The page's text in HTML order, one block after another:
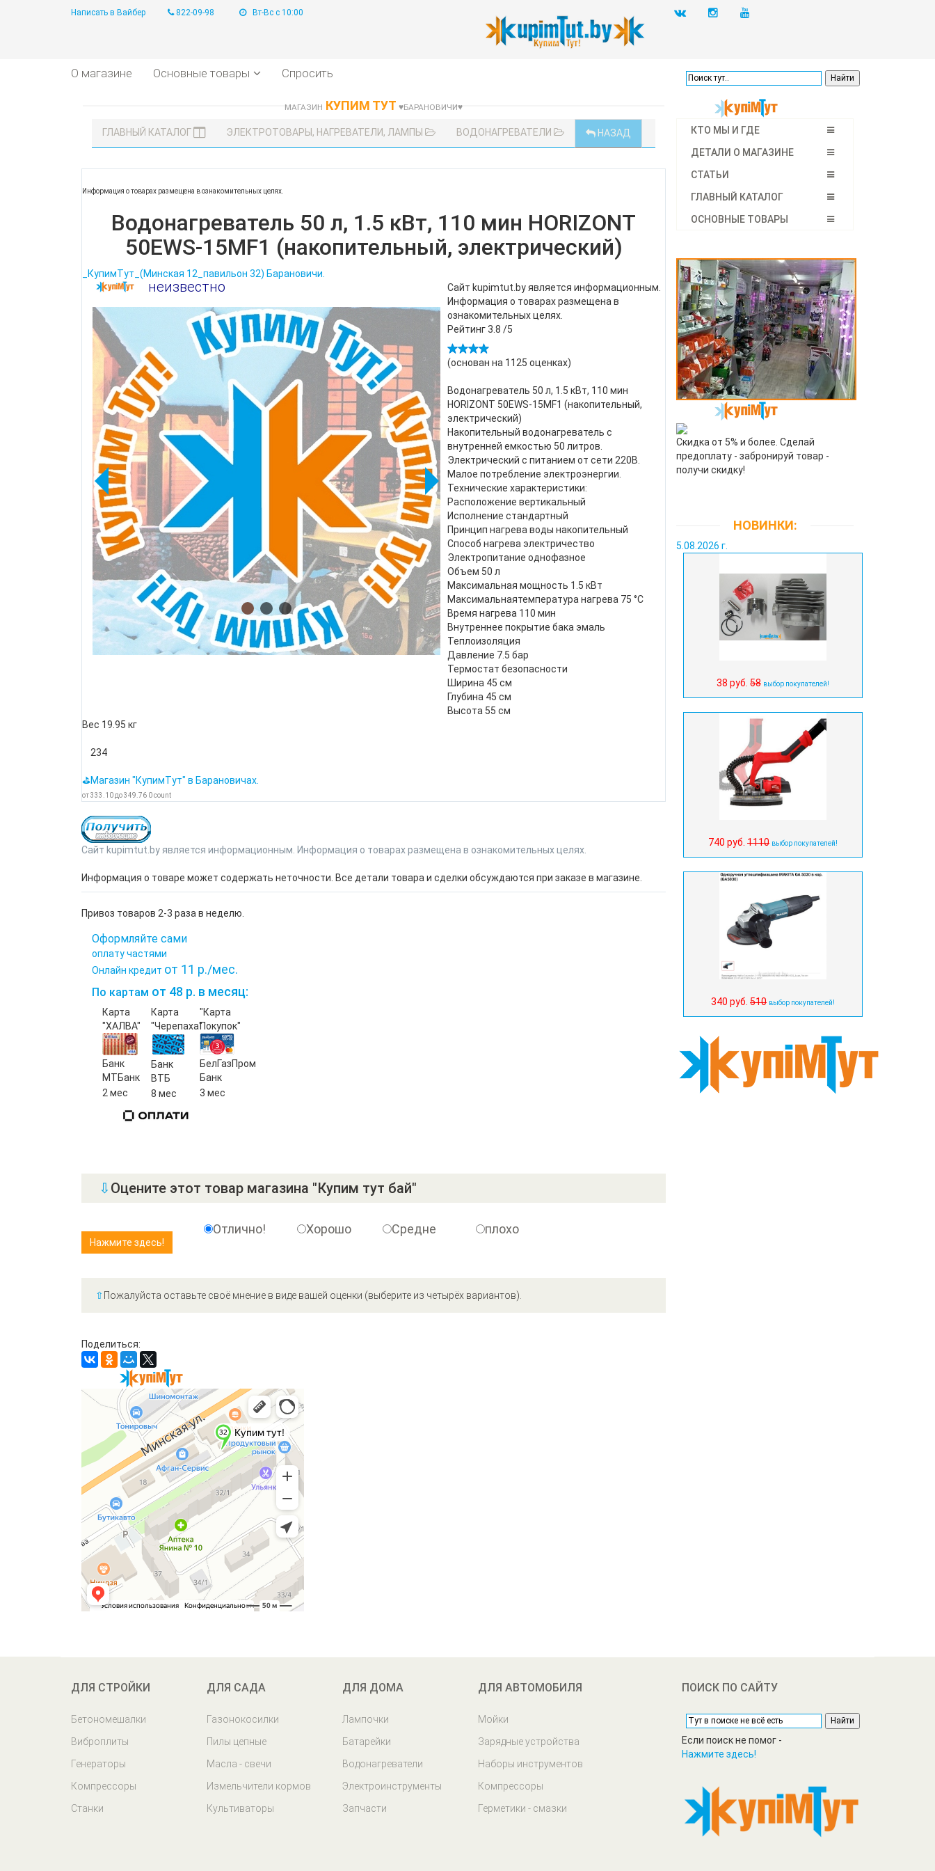
Написать в Вайбер 822-09-98 Вт-Вс с 10:00
О магазине Основные товары Спросить
МАГАЗИН КУПИМ ТУТ ♥БАРАНОВИЧИ♥
ГЛАВНЫЙ КАТАЛОГ ЭЛЕКТРОТОВАРЫ, НАГРЕВАТЕЛИ, ЛАМПЫ ВОДОНАГРЕВАТЕЛИ НАЗАД
Информация о товарах размещена в ознакомительных целях.
Водонагреватель 50 л, 1.5 кВт, 110 мин HORIZONT
50EWS-15MF1 (накопительный, электрический)
_КупимТут_(Минская 12_павильон 32) Барановичи.
неизвестно
Сайт kupimtut.by является информационным.
Информация о товарах размещена в
ознакомительных целях.
Рейтинг3.8 /5
(основан на 1125 оценках)
Водонагреватель 50 л, 1.5 кВт, 110 мин
HORIZONT 50EWS-15MF1 (накопительный,
электрический)
Накопительный водонагреватель с
внутренней емкостью 50 литров.
Электрический с питанием от сети 220В.
Малое потребление электроэнергии.
Технические характеристики:
Расположение вертикальный
Исполнение стандартный
Принцип нагрева воды накопительный
Способ нагрева электричество
Электропитание однофазное
Объем 50 л
Максимальная мощность 1.5 кВт
Максимальнаятемпература нагрева 75 °C
Время нагрева 110 мин
Внутреннее покрытие бака эмаль
Теплоизоляция
Давление 7.5 бар
Термостат безопасности
Ширина 45 см
Глубина 45 см
Высота 55 см
Вес 19.95 кг
234
⛳Магазин "КупимТут" в Барановичах.
от333.10до349.76 0count
Сайт kupimtut.by является информационным. Информация о товарах размещена в ознакомительных целях.
Информация о товаре может содержать неточности. Все детали товара и сделки обсуждаются при заказе в магазине.
Привоз товаров 2-3 раза в неделю.
Оформляйте сами
оплату частями
Онлайн кредит от 11 р./мес.
По картам от 48 р. в месяц:
Карта
"ХАЛВА"
Банк
МТБанк
2 мес
Карта
"Черепаха"
Банк
ВТБ
8 мес
"Карта
Покупок"
БелГазПром
Банк
3 мес
⇩ Оцените этот товар магазина "Купим тут бай"
Отлично! Хорошо Средне плохо
⇧ Пожалуйста оставьте своё мнение в виде вашей оценки (выберите из четырёх вариантов).
Поделиться:
КТО МЫ И ГДЕ
ДЕТАЛИ О МАГАЗИНЕ
СТАТЬИ
ГЛАВНЫЙ КАТАЛОГ
ОСНОВНЫЕ ТОВАРЫ
Скидка от 5% и более. Сделай
предоплату - забронируй товар -
получи скидку!
НОВИНКИ:
5.08.2026 г.
38 руб. 58 выбор покупателей!
740 руб. 1110 выбор покупателей!
340 руб. 510 выбор покупателей!
ДЛЯ СТРОЙКИ
Бетономешалки
Виброплиты
Генераторы
Компрессоры
Станки
ДЛЯ САДА
Газонокосилки
Пилы цепные
Масла - свечи
Измельчители кормов
Культиваторы
ДЛЯ ДОМА
Лампочки
Батарейки
Водонагреватели
Электроинструменты
Запчасти
ДЛЯ АВТОМОБИЛЯ
Мойки
Зарядные устройства
Наборы инструментов
Компрессоры
Герметики - смазки
ПОИСК ПО САЙТУ
Если поиск не помог -
Нажмите здесь!